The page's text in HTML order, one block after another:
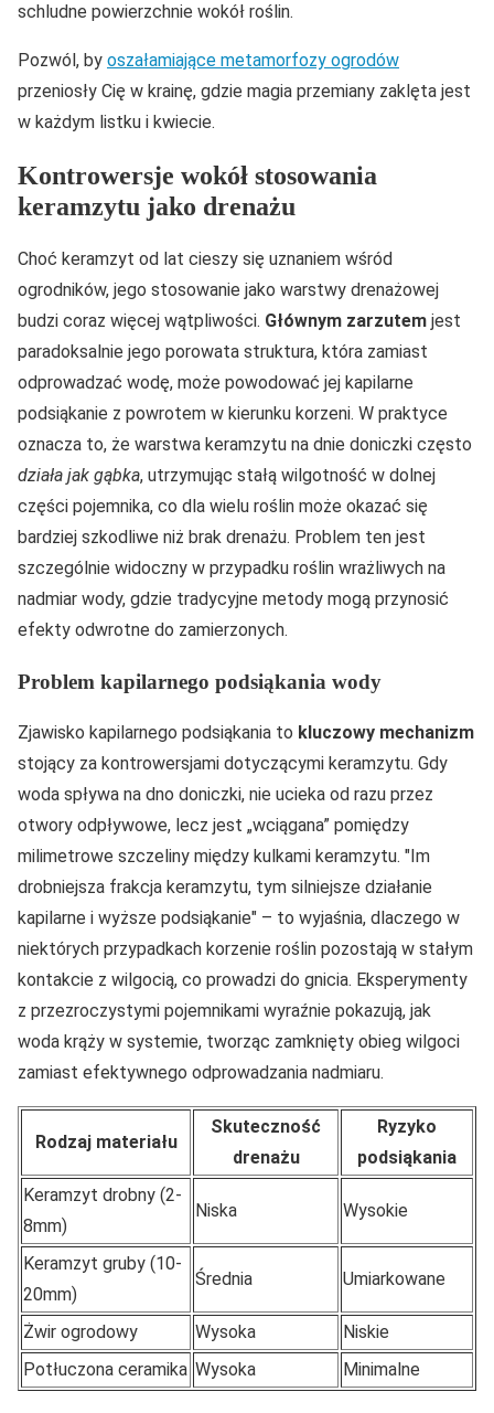
schludne powierzchnie wokół roślin.
Pozwól, by oszałamiające metamorfozy ogrodów
przeniosły Cię w krainę, gdzie magia przemiany zaklęta jest
w każdym listku i kwiecie.
Kontrowersje wokół stosowania
keramzytu jako drenażu
Choć keramzyt od lat cieszy się uznaniem wśród
ogrodników, jego stosowanie jako warstwy drenażowej
budzi coraz więcej wątpliwości. Głównym zarzutem jest
paradoksalnie jego porowata struktura, która zamiast
odprowadzać wodę, może powodować jej kapilarne
podsiąkanie z powrotem w kierunku korzeni. W praktyce
oznacza to, że warstwa keramzytu na dnie doniczki często
działa jak gąbka, utrzymując stałą wilgotność w dolnej
części pojemnika, co dla wielu roślin może okazać się
bardziej szkodliwe niż brak drenażu. Problem ten jest
szczególnie widoczny w przypadku roślin wrażliwych na
nadmiar wody, gdzie tradycyjne metody mogą przynosić
efekty odwrotne do zamierzonych.
Problem kapilarnego podsiąkania wody
Zjawisko kapilarnego podsiąkania to kluczowy mechanizm
stojący za kontrowersjami dotyczącymi keramzytu. Gdy
woda spływa na dno doniczki, nie ucieka od razu przez
otwory odpływowe, lecz jest „wciągana” pomiędzy
milimetrowe szczeliny między kulkami keramzytu.
Im
drobniejsza frakcja keramzytu, tym silniejsze działanie
kapilarne i wyższe podsiąkanie – to wyjaśnia, dlaczego w
niektórych przypadkach korzenie roślin pozostają w stałym
kontakcie z wilgocią, co prowadzi do gnicia. Eksperymenty
z przezroczystymi pojemnikami wyraźnie pokazują, jak
woda krąży w systemie, tworząc zamknięty obieg wilgoci
zamiast efektywnego odprowadzania nadmiaru.
Rodzaj materiału
Skuteczność
drenażu
Ryzyko
podsiąkania
Keramzyt drobny (2-
8mm)
Niska Wysokie
Keramzyt gruby (10-
20mm)
Średnia Umiarkowane
Żwir ogrodowy Wysoka
Niskie
Potłuczona ceramika Wysoka Minimalne